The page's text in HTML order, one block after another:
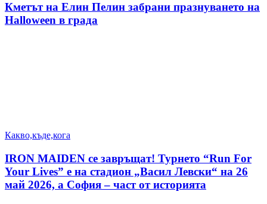
Кметът на Елин Пелин забрани празнуването на
Halloween в града
Какво,къде,кога
IRON MAIDEN се завръщат! Турнето “Run For
Your Lives” е на стадион „Васил Левски“ на 26
май 2026, а София – част от историята